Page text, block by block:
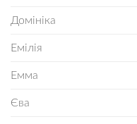
Домініка
Емілія
Емма
Єва